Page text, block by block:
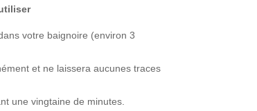
votre baignoire (environ 3
et ne laissera aucunes traces
une vingtaine de minutes.